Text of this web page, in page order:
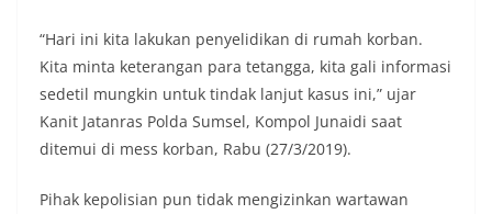
“Hari ini kita lakukan penyelidikan di rumah korban.
Kita minta keterangan para tetangga, kita gali informasi
sedetil mungkin untuk tindak lanjut kasus ini,” ujar
Kanit Jatanras Polda Sumsel, Kompol Junaidi saat
ditemui di mess korban, Rabu (27/3/2019).
Pihak kepolisian pun tidak mengizinkan wartawan